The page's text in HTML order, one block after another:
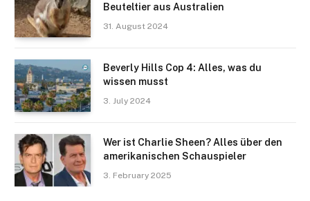
Beuteltier aus Australien
31. August 2024
Beverly Hills Cop 4: Alles, was du
wissen musst
3. July 2024
Wer ist Charlie Sheen? Alles über den
amerikanischen Schauspieler
3. February 2025